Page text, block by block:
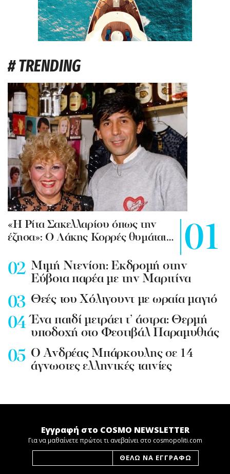
# TRENDING
«Η Ρίτα Σακελλαρίου όπως την
έζησα»: Ο Λάκης Κορρές θυμάται…
Mιμή Ντενίση: Εκδρομή στην
Εύβοια παρέα με την Μαριτίνα
Θεές του Χόλιγουντ με ωραία μαγιό
Ένα παιδί μετράει τ’ άστρα: Θερμή
υποδοχή στο Φεστιβάλ Παραμυθιάς
Ο Ανδρέας Μπάρκουλης σε 14
άγνωστες ελληνικές ταινίες
Εγγραφή στο COSMO NEWSLETTER
Για να μαθαίνετε πρώτοι τι ανεβαίνει στο cosmopoliti.com